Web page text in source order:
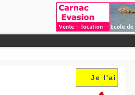
Je l'ai